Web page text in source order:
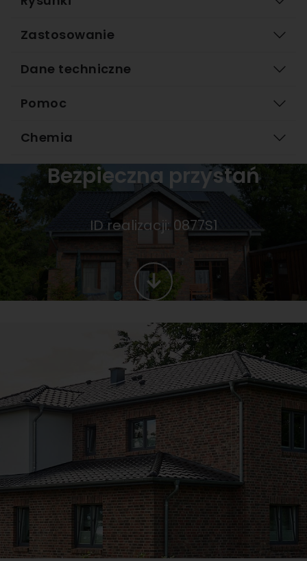
Zastosowanie
Dane techniczne
Pomoc
Chemia
Bezpieczna przystań
ID realizacji: 0877S1